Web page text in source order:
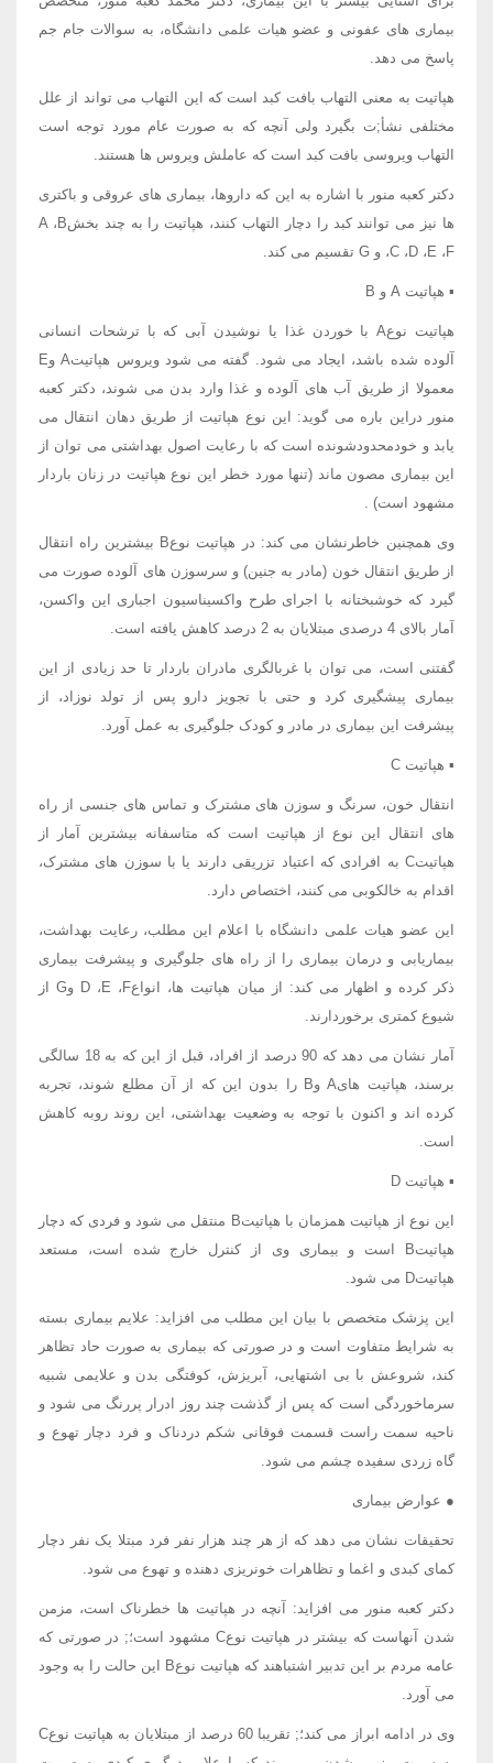
بیماری های عفونی و عضو هیات علمی دانشگاه، به سوالات جام جم
پاسخ می دهد.
هپاتیت به معنی التهاب بافت کبد است که این التهاب می تواند از علل
مختلفی نشأ;ت بگیرد ولی آنچه که به صورت عام مورد توجه است
التهاب ویروسی بافت کبد است که عاملش ویروس ها هستند.
دکتر کعبه منور با اشاره به این که داروها، بیماری های عروقی و باکتری
ها نیز می توانند کبد را دچار التهاب کنند، هپاتیت را به چند بخشA ،B
،C ،D ،E ،F و G تقسیم می کند.
▪ هپاتیت A و B
هپاتیت نوعA با خوردن غذا یا نوشیدن آبی که با ترشحات انسانی
آلوده شده باشد، ایجاد می شود. گفته می شود ویروس هپاتیتA وE
معمولا از طریق آب های آلوده و غذا وارد بدن می شوند، دکتر کعبه
منور دراین باره می گوید: این نوع هپاتیت از طریق دهان انتقال می
یابد و خودمحدودشونده است که با رعایت اصول بهداشتی می توان از
این بیماری مصون ماند (تنها مورد خطر این نوع هپاتیت در زنان باردار
مشهود است) .
وی همچنین خاطرنشان می کند: در هپاتیت نوعB بیشترین راه انتقال
از طریق انتقال خون (مادر به جنین) و سرسوزن های آلوده صورت می
گیرد که خوشبختانه با اجرای طرح واکسیناسیون اجباری این واکسن،
آمار بالای 4 درصدی مبتلایان به 2 درصد کاهش یافته است.
گفتنی است، می توان با غربالگری مادران باردار تا حد زیادی از این
بیماری پیشگیری کرد و حتی با تجویز دارو پس از تولد نوزاد، از
پیشرفت این بیماری در مادر و کودک جلوگیری به عمل آورد.
▪ هپاتیت C
انتقال خون، سرنگ و سوزن های مشترک و تماس های جنسی از راه
های انتقال این نوع از هپاتیت است که متاسفانه بیشترین آمار از
هپاتیتC به افرادی که اعتیاد تزریقی دارند یا با سوزن های مشترک،
اقدام به خالکوبی می کنند، اختصاص دارد.
این عضو هیات علمی دانشگاه با اعلام این مطلب، رعایت بهداشت،
بیماریابی و درمان بیماری را از راه های جلوگیری و پیشرفت بیماری
ذکر کرده و اظهار می کند: از میان هپاتیت ها، انواعD ،E ،F وG از
شیوع کمتری برخوردارند.
آمار نشان می دهد که 90 درصد از افراد، قبل از این که به 18 سالگی
برسند، هپاتیت هایA وB را بدون این که از آن مطلع شوند، تجربه
کرده اند و اکنون با توجه به وضعیت بهداشتی، این روند روبه کاهش
است.
▪ هپاتیت D
این نوع از هپاتیت همزمان با هپاتیتB منتقل می شود و فردی که دچار
هپاتیتB است و بیماری وی از کنترل خارج شده است، مستعد
هپاتیتD می شود.
این پزشک متخصص با بیان این مطلب می افزاید: علایم بیماری بسته
به شرایط متفاوت است و در صورتی که بیماری به صورت حاد تظاهر
کند، شروعش با بی اشتهایی، آبریزش، کوفتگی بدن و علایمی شبیه
سرماخوردگی است که پس از گذشت چند روز ادرار پررنگ می شود و
ناحیه سمت راست قسمت فوقانی شکم دردناک و فرد دچار تهوع و
گاه زردی سفیده چشم می شود.
● عوارض بیماری
تحقیقات نشان می دهد که از هر چند هزار نفر فرد مبتلا یک نفر دچار
کمای کبدی و اغما و تظاهرات خونریزی دهنده و تهوع می شود.
دکتر کعبه منور می افزاید: آنچه در هپاتیت ها خطرناک است، مزمن
شدن آنهاست که بیشتر در هپاتیت نوعC مشهود است؛; در صورتی که
عامه مردم بر این تدبیر اشتباهند که هپاتیت نوعB این حالت را به وجود
می آورد.
وی در ادامه ابراز می کند؛; تقریبا 60 درصد از مبتلایان به هپاتیت نوعC